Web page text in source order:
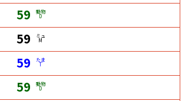
59 動物
D
59 ミュ
M
59 たま
T
59 動物
D